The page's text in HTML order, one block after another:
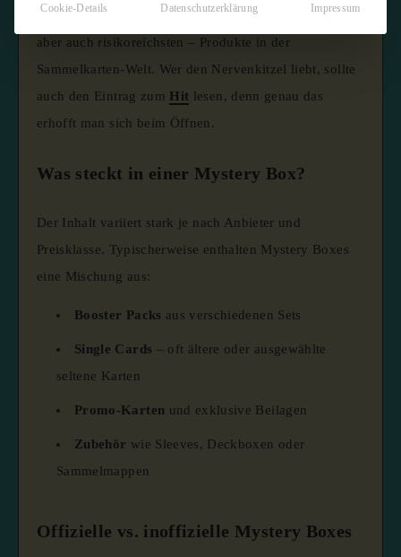
macht Mystery Boxes zu einem der aufregendsten –
aber auch risikoreichsten – Produkte in der
Sammelkarten-Welt. Wer den Nervenkitzel liebt, sollte
auch den Eintrag zum Hit lesen, denn genau das
erhofft man sich beim Öffnen.
Was steckt in einer Mystery Box?
Der Inhalt variiert stark je nach Anbieter und
Preisklasse. Typischerweise enthalten Mystery Boxes
eine Mischung aus:
Booster Packs aus verschiedenen Sets
Single Cards – oft ältere oder ausgewählte
seltene Karten
Promo-Karten und exklusive Beilagen
Zubehör wie Sleeves, Deckboxen oder
Sammelmappen
Offizielle vs. inoffizielle Mystery Boxes
Cookie-Details Datenschutzerklärung Impressum